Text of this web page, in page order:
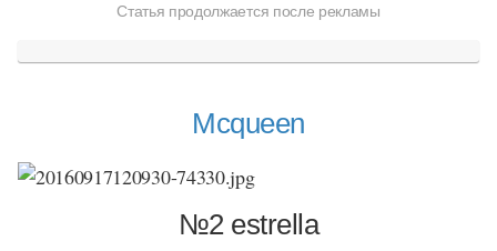
Статья продолжается после рекламы
Mcqueen
№2 estrella